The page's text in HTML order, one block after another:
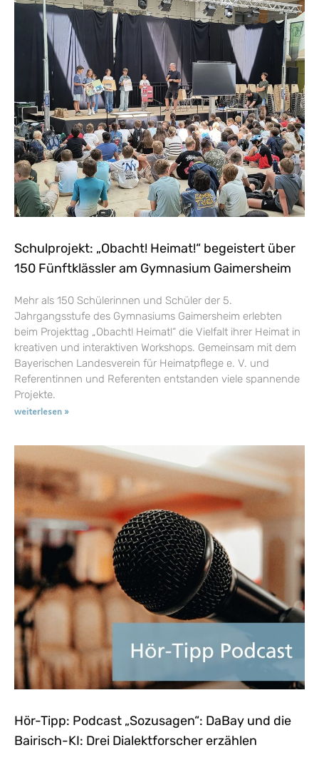
Schulprojekt: „Obacht! Heimat!“ begeistert über
150 Fünftklässler am Gymnasium Gaimersheim
Mehr als 150 Schülerinnen und Schüler der 5.
Jahrgangsstufe des Gymnasiums Gaimersheim erlebten
beim Projekttag „Obacht! Heimat!“ die Vielfalt ihrer Heimat in
kreativen und interaktiven Workshops. Gemeinsam mit dem
Bayerischen Landesverein für Heimatpflege e. V. und
Referentinnen und Referenten entstanden viele spannende
Projekte.
weiterlesen »
Hör-Tipp: Podcast „Sozusagen“: DaBay und die
Bairisch-KI: Drei Dialektforscher erzählen